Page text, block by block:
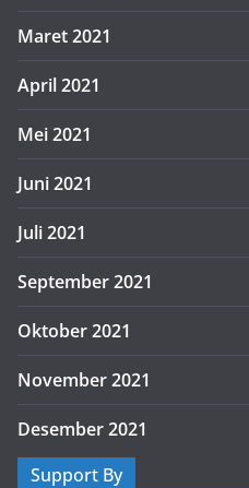
Maret 2021
April 2021
Mei 2021
Juni 2021
Juli 2021
September 2021
Oktober 2021
November 2021
Desember 2021
Support By